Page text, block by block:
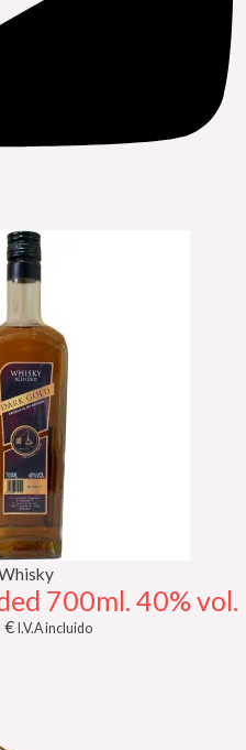
700ml. 40% vol.
€ I.V.A incluido